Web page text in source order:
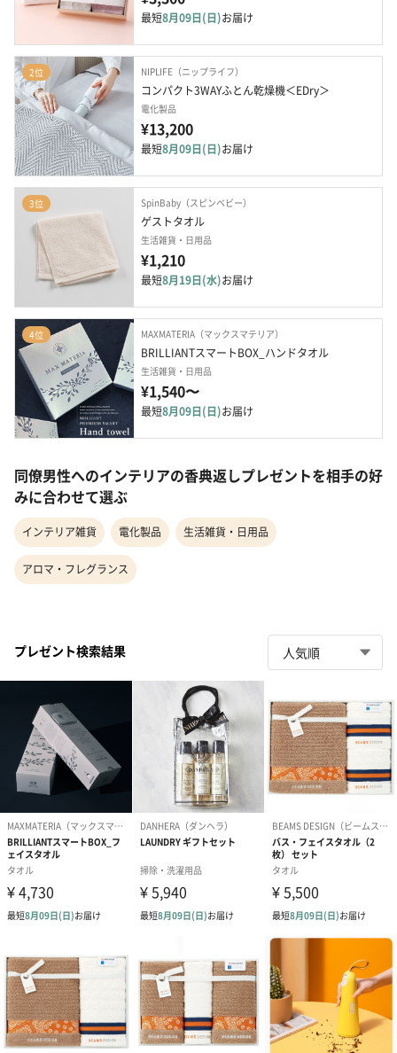
最短8月09日(日)お届け
2位 NIPLIFE（ニップライフ）
コンパクト3WAYふとん乾燥機＜EDry＞
電化製品
¥13,200
最短8月09日(日)お届け
3位 SpinBaby（スピンベビー）
ゲストタオル
生活雑貨・日用品
¥1,210
最短8月19日(水)お届け
4位 MAXMATERIA（マックスマテリア）
BRILLIANTスマートBOX_ハンドタオル
生活雑貨・日用品
¥1,540〜
最短8月09日(日)お届け
同僚男性へのインテリアの香典返しプレゼントを相手の好
みに合わせて選ぶ
インテリア雑貨 電化製品 生活雑貨・日用品
アロマ・フレグランス
プレゼント検索結果